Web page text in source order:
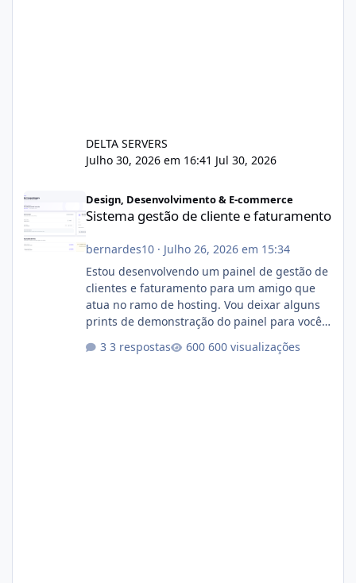
DELTA SERVERS
Julho 30, 2026 em 16:41 Jul 30, 2026
Design, Desenvolvimento & E-commerce
Sistema gestão de cliente e faturamento
bernardes10· Julho 26, 2026 em 15:34
Estou desenvolvendo um painel de gestão de
clientes e faturamento para um amigo que
atua no ramo de hosting. Vou deixar alguns
prints de demonstração do painel para vocês
com cerca de 80% concluído e conta com
3 respostas 600 visualizações